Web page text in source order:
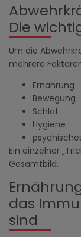
Die
Um die
mehrere
Ernährung
Bewegung
Schlaf
Hygiene
Ein einzelner
Gesamtbild.
das
sind